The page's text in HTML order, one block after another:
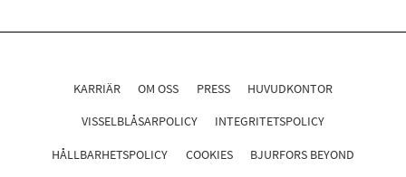
KARRIÄR OM OSS PRESS HUVUDKONTOR
VISSELBLÅSARPOLICY INTEGRITETSPOLICY
HÅLLBARHETSPOLICY COOKIES BJURFORS BEYOND